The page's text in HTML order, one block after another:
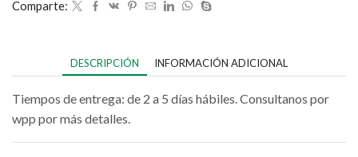
Comparte:
DESCRIPCIÓN INFORMACIÓN ADICIONAL
Tiempos de entrega: de 2 a 5 días hábiles. Consultanos por
wpp por más detalles.